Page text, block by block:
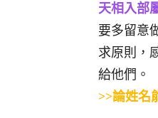
天相入部
要多留意
求原則，
給他們。
>>論姓名